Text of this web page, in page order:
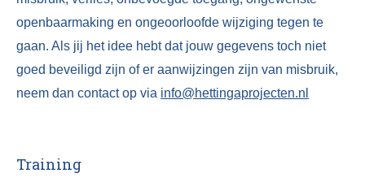
openbaarmaking en ongeoorloofde wijziging tegen te
gaan. Als jij het idee hebt dat jouw gegevens toch niet
goed beveiligd zijn of er aanwijzingen zijn van misbruik,
neem dan contact op via info@hettingaprojecten.nl
Training